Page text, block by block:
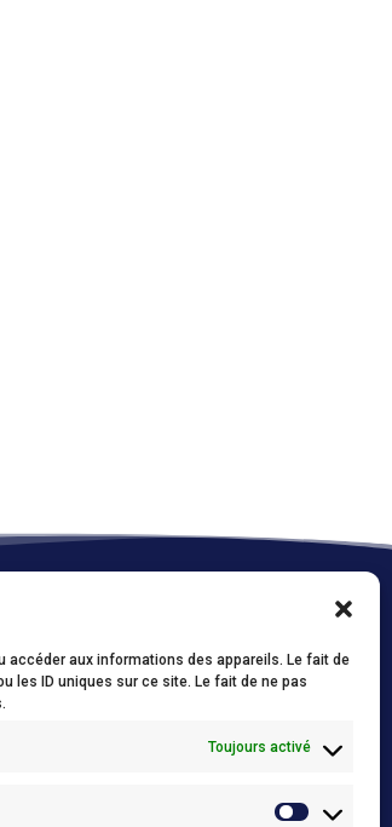
aux informations des appareils. Le fait de
les ID uniques sur ce site. Le fait de ne pas
Toujours activé
d’utilisations (FR)/Privacy Policy
Algemene